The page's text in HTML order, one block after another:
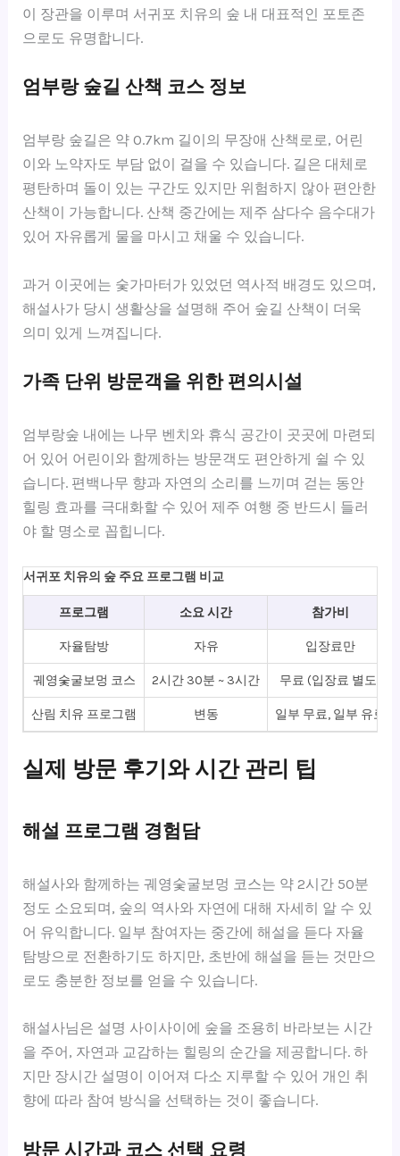
이 장관을 이루며 서귀포 치유의 숲 내 대표적인 포토존
으로도 유명합니다.
엄부랑 숲길 산책 코스 정보
엄부랑 숲길은 약 0.7km 길이의 무장애 산책로로, 어린
이와 노약자도 부담 없이 걸을 수 있습니다. 길은 대체로
평탄하며 돌이 있는 구간도 있지만 위험하지 않아 편안한
산책이 가능합니다. 산책 중간에는 제주 삼다수 음수대가
있어 자유롭게 물을 마시고 채울 수 있습니다.
과거 이곳에는 숯가마터가 있었던 역사적 배경도 있으며,
해설사가 당시 생활상을 설명해 주어 숲길 산책이 더욱
의미 있게 느껴집니다.
가족 단위 방문객을 위한 편의시설
엄부랑숲 내에는 나무 벤치와 휴식 공간이 곳곳에 마련되
어 있어 어린이와 함께하는 방문객도 편안하게 쉴 수 있
습니다. 편백나무 향과 자연의 소리를 느끼며 걷는 동안
힐링 효과를 극대화할 수 있어 제주 여행 중 반드시 들러
야 할 명소로 꼽힙니다.
서귀포 치유의 숲 주요 프로그램 비교
프로그램 소요 시간 참가비
자율탐방 자유 입장료만
궤영숯굴보멍 코스 2시간 30분 ~ 3시간 무료 (입장료 별도)
산림 치유 프로그램 변동 일부 무료, 일부 유료
실제 방문 후기와 시간 관리 팁
해설 프로그램 경험담
해설사와 함께하는 궤영숯굴보멍 코스는 약 2시간 50분
정도 소요되며, 숲의 역사와 자연에 대해 자세히 알 수 있
어 유익합니다. 일부 참여자는 중간에 해설을 듣다 자율
탐방으로 전환하기도 하지만, 초반에 해설을 듣는 것만으
로도 충분한 정보를 얻을 수 있습니다.
해설사님은 설명 사이사이에 숲을 조용히 바라보는 시간
을 주어, 자연과 교감하는 힐링의 순간을 제공합니다. 하
지만 장시간 설명이 이어져 다소 지루할 수 있어 개인 취
향에 따라 참여 방식을 선택하는 것이 좋습니다.
방문 시간과 코스 선택 요령